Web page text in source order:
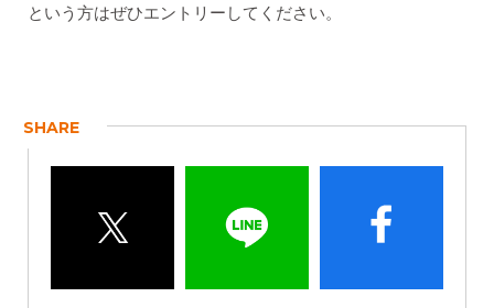
という方はぜひエントリーしてください。
SHARE